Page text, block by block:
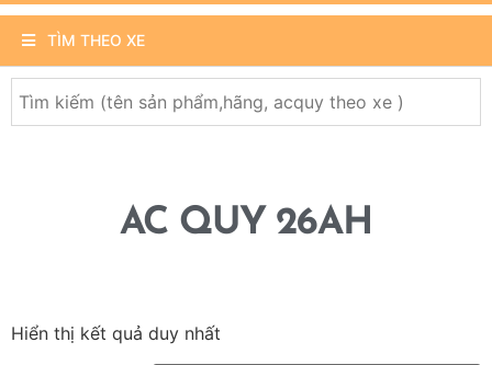
TÌM THEO XE
AC QUY 26AH
Hiển thị kết quả duy nhất